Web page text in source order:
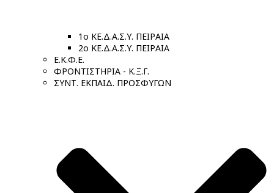
1ο ΚΕ.Δ.Α.Σ.Υ. ΠΕΙΡΑΙΑ
2ο ΚΕ.Δ.Α.Σ.Υ. ΠΕΙΡΑΙΑ
Ε.Κ.Φ.Ε.
ΦΡΟΝΤΙΣΤΗΡΙΑ - Κ.Ξ.Γ.
ΣΥΝΤ. ΕΚΠΑΙΔ. ΠΡΟΣΦΥΓΩΝ